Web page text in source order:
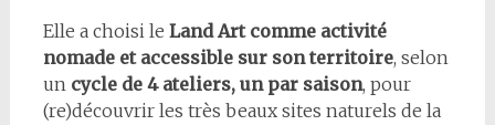
Elle a choisi le Land Art comme activité
nomade et accessible sur son territoire, selon
un cycle de 4 ateliers, un par saison, pour
(re)découvrir les très beaux sites naturels de la